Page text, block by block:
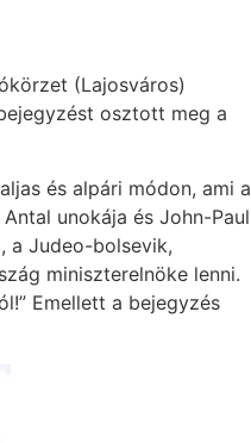
(Lajosváros)
osztott meg a
és alpári módon, ami a
unokája és John-Paul
a Judeo-bolsevik,
miniszterelnöke lenni.
Emellett a bejegyzés